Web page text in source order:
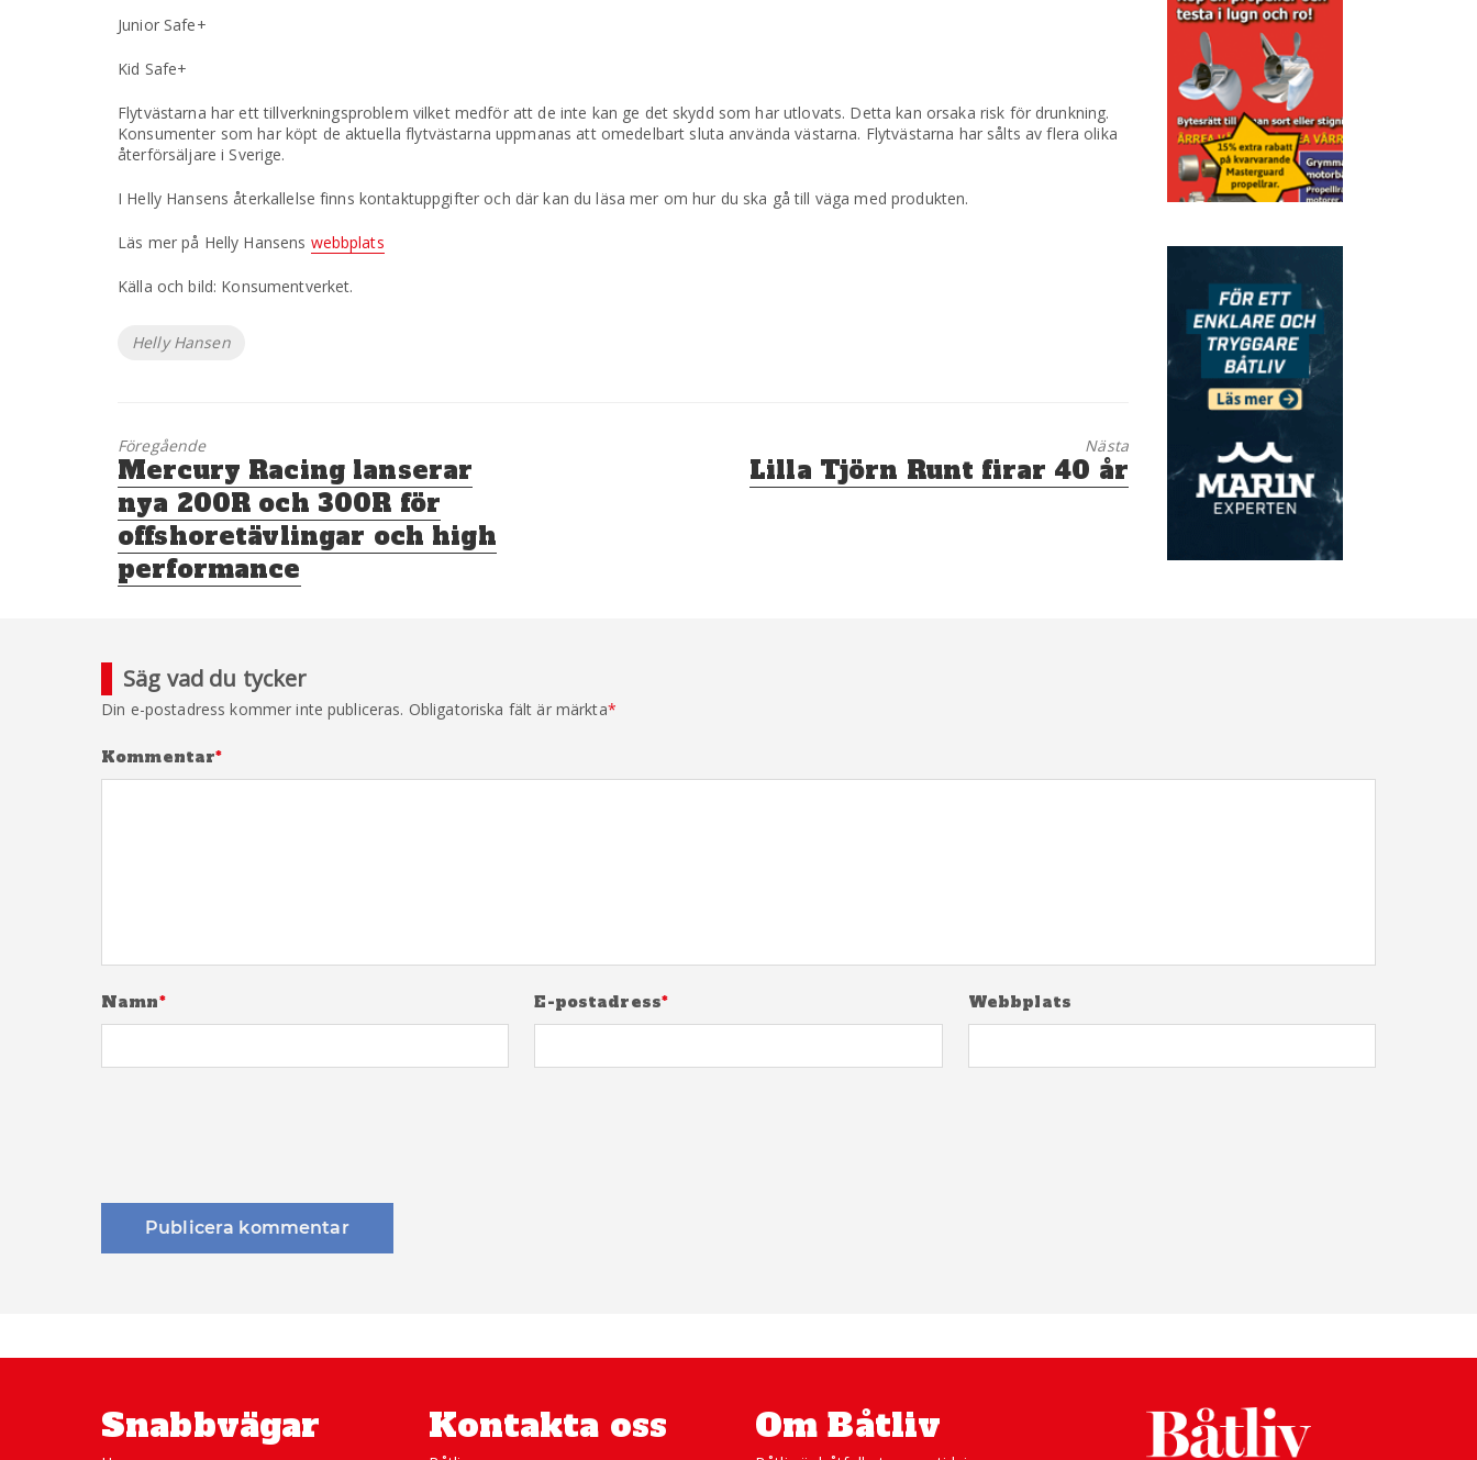
Junior Safe+
Kid Safe+
Flytvästarna har ett tillverkningsproblem vilket medför att de inte kan ge det skydd som har utlovats. Detta kan orsaka risk för drunkning.
Konsumenter som har köpt de aktuella flytvästarna uppmanas att omedelbart sluta använda västarna. Flytvästarna har sålts av flera olika
återförsäljare i Sverige.
I Helly Hansens återkallelse finns kontaktuppgifter och där kan du läsa mer om hur du ska gå till väga med produkten.
Läs mer på Helly Hansens webbplats
Källa och bild: Konsumentverket.
Etiketter
Helly Hansen
Föregående
Föregående
inlägg:
Mercury Racing lanserar
nya 200R och 300R för
offshoretävlingar och high
performance
Nästa
Nästa
inlägg:
Lilla Tjörn Runt firar 40 år
Säg vad du tycker
Din e-postadress kommer inte publiceras. Obligatoriska fält är märkta*
Kommentar*
Namn* E-postadress* Webbplats
Snabbvägar Kontakta oss Om Båtliv